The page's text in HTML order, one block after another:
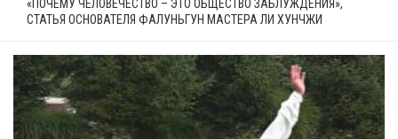
«ПОЧЕМУ ЧЕЛОВЕЧЕСТВО – ЭТО ОБЩЕСТВО ЗАБЛУЖДЕНИЯ»,
СТАТЬЯ ОСНОВАТЕЛЯ ФАЛУНЬГУН МАСТЕРА ЛИ ХУНЧЖИ